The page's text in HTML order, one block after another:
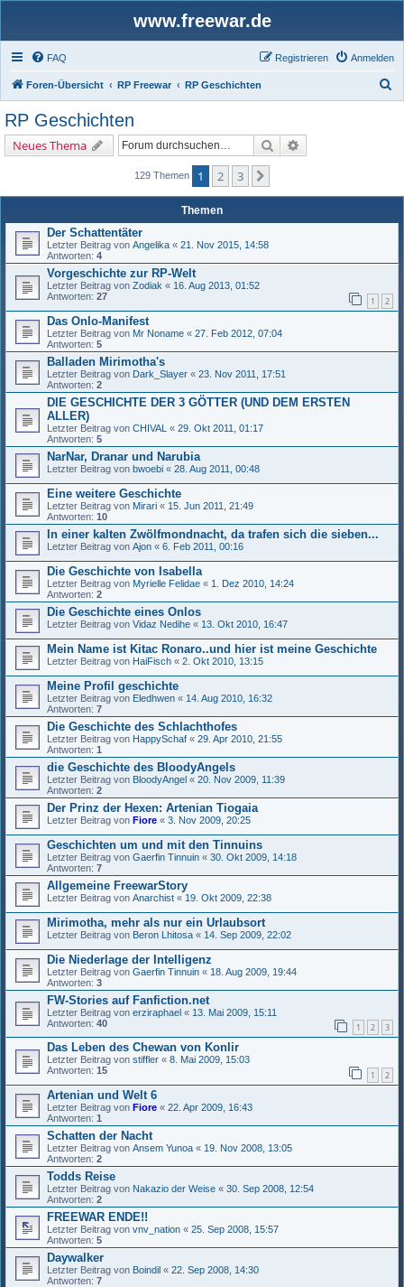
www.freewar.de
FAQ Anmelden
Registrieren
Foren-Übersicht RP Freewar RP Geschichten
RP Geschichten
Neues Thema Suche
129 Themen 1 2 3
Themen
Der Schattentäter
Letzter Beitrag von Angelika « 21. Nov 2015, 14:58
Antworten: 4
Vorgeschichte zur RP-Welt
Letzter Beitrag von Zodiak « 16. Aug 2013, 01:52
Antworten: 27 1 2
Das Onlo-Manifest
Letzter Beitrag von Mr Noname « 27. Feb 2012, 07:04
Antworten: 5
Balladen Mirimotha's
Letzter Beitrag von Dark_Slayer « 23. Nov 2011, 17:51
Antworten: 2
DIE GESCHICHTE DER 3 GÖTTER (UND DEM ERSTEN
ALLER)
Letzter Beitrag von CHIVAL « 29. Okt 2011, 01:17
Antworten: 5
NarNar, Dranar und Narubia
Letzter Beitrag von bwoebi « 28. Aug 2011, 00:48
Eine weitere Geschichte
Letzter Beitrag von Mirari « 15. Jun 2011, 21:49
Antworten: 10
In einer kalten Zwölfmondnacht, da trafen sich die sieben...
Letzter Beitrag von Ajon « 6. Feb 2011, 00:16
Die Geschichte von Isabella
Letzter Beitrag von Myrielle Felidae « 1. Dez 2010, 14:24
Antworten: 2
Die Geschichte eines Onlos
Letzter Beitrag von Vidaz Nedihe « 13. Okt 2010, 16:47
Mein Name ist Kitac Ronaro..und hier ist meine Geschichte
Letzter Beitrag von HaiFisch « 2. Okt 2010, 13:15
Meine Profil geschichte
Letzter Beitrag von Eledhwen « 14. Aug 2010, 16:32
Antworten: 7
Die Geschichte des Schlachthofes
Letzter Beitrag von HappySchaf « 29. Apr 2010, 21:55
Antworten: 1
die Geschichte des BloodyAngels
Letzter Beitrag von BloodyAngel « 20. Nov 2009, 11:39
Antworten: 2
Der Prinz der Hexen: Artenian Tiogaia
Letzter Beitrag von Fiore « 3. Nov 2009, 20:25
Geschichten um und mit den Tinnuins
Letzter Beitrag von Gaerfin Tinnuin « 30. Okt 2009, 14:18
Antworten: 7
Allgemeine FreewarStory
Letzter Beitrag von Anarchist « 19. Okt 2009, 22:38
Mirimotha, mehr als nur ein Urlaubsort
Letzter Beitrag von Beron Lhitosa « 14. Sep 2009, 22:02
Die Niederlage der Intelligenz
Letzter Beitrag von Gaerfin Tinnuin « 18. Aug 2009, 19:44
Antworten: 3
FW-Stories auf Fanfiction.net
Letzter Beitrag von erziraphael « 13. Mai 2009, 15:11
Antworten: 40 1 2 3
Das Leben des Chewan von Konlir
Letzter Beitrag von stiffler « 8. Mai 2009, 15:03
Antworten: 15 1 2
Artenian und Welt 6
Letzter Beitrag von Fiore « 22. Apr 2009, 16:43
Antworten: 1
Schatten der Nacht
Letzter Beitrag von Ansem Yunoa « 19. Nov 2008, 13:05
Antworten: 2
Todds Reise
Letzter Beitrag von Nakazio der Weise « 30. Sep 2008, 12:54
Antworten: 2
FREEWAR ENDE!!
Letzter Beitrag von vnv_nation « 25. Sep 2008, 15:57
Antworten: 5
Daywalker
Letzter Beitrag von Boindil « 22. Sep 2008, 14:30
Antworten: 7